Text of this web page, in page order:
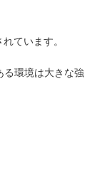
ています。
る環境は大きな強